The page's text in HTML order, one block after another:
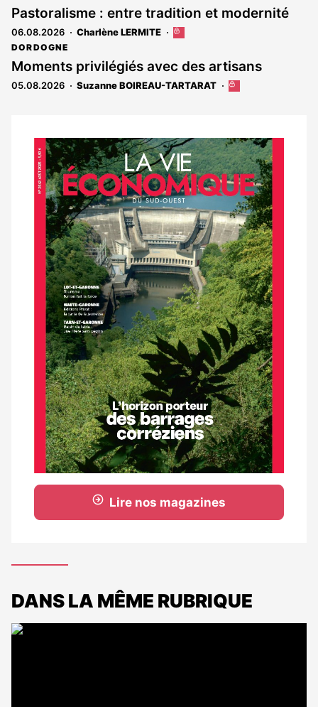
est
réservé
aux
Pastoralisme : entre tradition et modernité
06.08.2026 Charlène LERMITE
Cet
réservé
aux
DORDOGNE
Moments privilégiés avec des artisans
05.08.2026 Suzanne BOIREAU-TARTARAT
Cet
aux
abonnés
Notre
dernier
magazine
Lire nos magazines
DANS LA MÊME RUBRIQUE